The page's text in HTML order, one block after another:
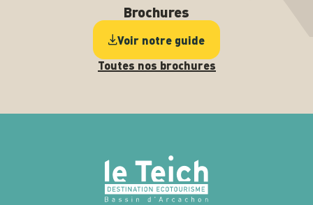
Brochures
Voir notre guide
Toutes nos brochures